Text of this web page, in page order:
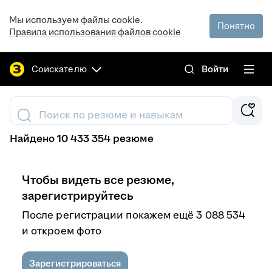
Мы используем файлы cookie.
Правила использования файлов cookie
Понятно
Соискателю Войти
Поиск по резюме и навыкам
Найдено 10 433 354 резюме
Чтобы видеть все резюме,
зарегистрируйтесь
После регистрации покажем ещё 3 088 534
и откроем фото
Зарегистрироваться